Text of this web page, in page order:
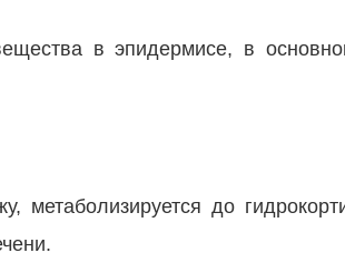
в эпидермисе, в
метаболизируется до